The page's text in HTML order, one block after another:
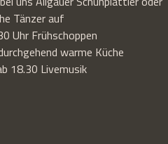
Tänzer auf
Uhr Frühschoppen
warme Küche
18.30 Livemusik